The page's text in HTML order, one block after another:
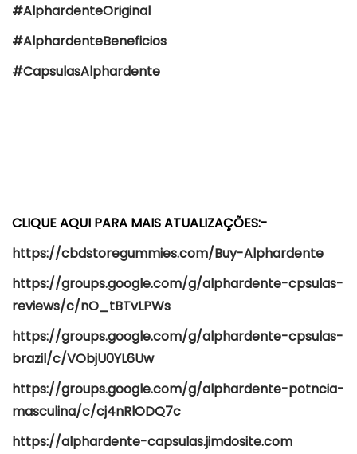
#AlphardenteOriginal
#AlphardenteBeneficios
#CapsulasAlphardente
CLIQUE AQUI PARA MAIS ATUALIZAÇÕES:-
https://cbdstoregummies.com/Buy-Alphardente
https://groups.google.com/g/alphardente-cpsulas-
reviews/c/nO_tBTvLPWs
https://groups.google.com/g/alphardente-cpsulas-
brazil/c/VObjU0YL6Uw
https://groups.google.com/g/alphardente-potncia-
masculina/c/cj4nRlODQ7c
https://alphardente-capsulas.jimdosite.com